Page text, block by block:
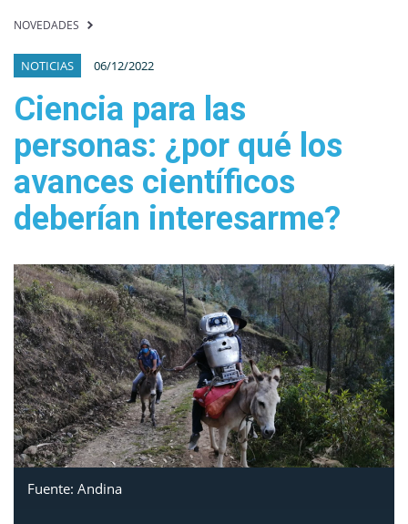
NOVEDADES
NOTICIAS 06/12/2022
Ciencia para las
personas: ¿por qué los
avances científicos
deberían interesarme?
Fuente: Andina